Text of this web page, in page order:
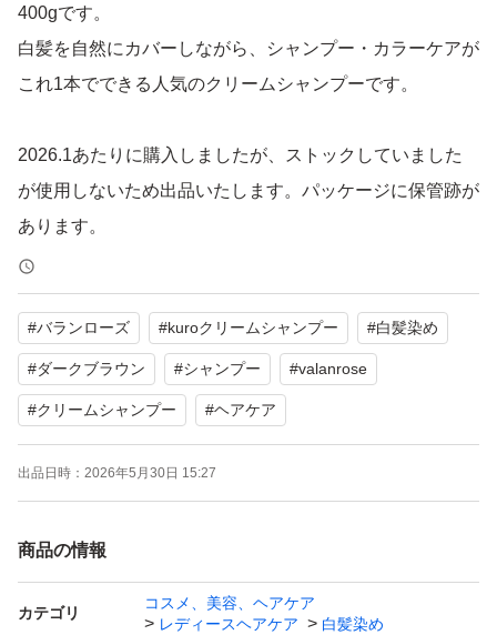
400gです。
白髪を自然にカバーしながら、シャンプー・カラーケアが
これ1本でできる人気のクリームシャンプーです。
2026.1あたりに購入しましたが、ストックしていました
が使用しないため出品いたします。パッケージに保管跡が
あります。
自宅保管品にご理解いただける方よろしくお願いいたしま
す。
- ブランド: VALANROSE
- 色: ダークブラウン
ご覧いただきありがとうございます。
#バランローズ #kuroクリームシャンプー #白髪染め
#ダークブラウン #シャンプー #valanrose
#クリームシャンプー #ヘアケア
出品日時： 2026年5月30日 15:27
商品の情報
カテゴリ
コスメ、美容、ヘアケア
レディースヘアケア
白髪染め